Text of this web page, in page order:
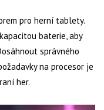
pro herní tablety.
baterie, aby
správného
na procesor je
her.